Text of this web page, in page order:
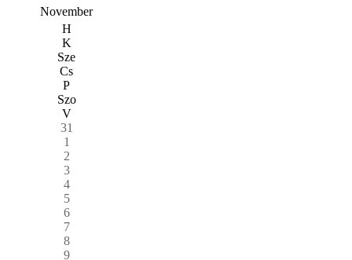
November
H
K
Sze
Cs
P
Szo
V
31
1
2
3
4
5
6
7
8
9